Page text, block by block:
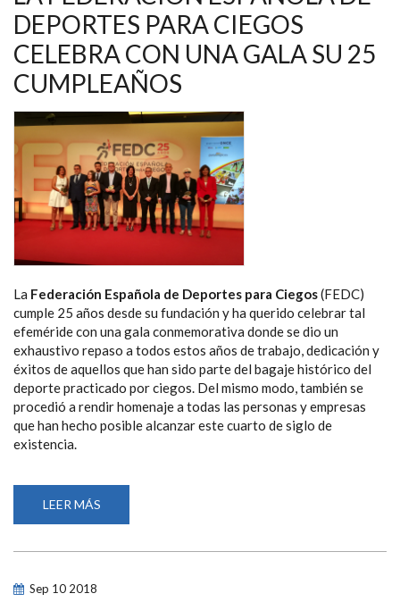
DEL
EQUIPO
PARALÍMPICO
ESPAÑOL
DEPORTES PARA CIEGOS
CELEBRA CON UNA GALA SU 25
CUMPLEAÑOS
La Federación Española de Deportes para Ciegos(FEDC)
cumple 25 años desde su fundación y ha querido celebrar tal
efeméride con una gala conmemorativa donde se dio un
exhaustivo repaso a todos estos años de trabajo, dedicación y
éxitos de aquellos que han sido parte del bagaje histórico del
deporte practicado por ciegos. Del mismo modo, también se
procedió a rendir homenaje a todas las personas y empresas
que han hecho posible alcanzar este cuarto de siglo de
existencia.
LEER MÁS
DE
Sep 10 2018